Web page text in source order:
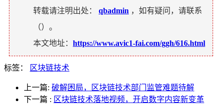
转载请注明出处： qbadmin ，如有疑问，请联系
（）。
本文地址： https://www.avic1-fai.com/ggh/616.html
标签： 区块链技术
上一篇: 破解困局，区块链技术部门监管难题待解
下一篇 : 区块链技术落地视频，开启数字内容新变革